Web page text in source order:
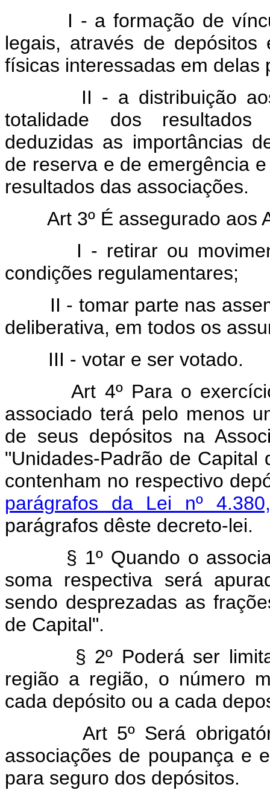
I - a formação de
legais, através de
físicas interessadas em delas
II - a distribuição aos
totalidade dos
deduzidas as importâncias
de reserva e de emergência
resultados das associações.
Art 3º É assegurado aos
I - retirar ou
condições regulamentares;
II - tomar parte nas
deliberativa, em todos os
III - votar e ser votado.
Art 4º Para o exercício
associado terá pelo menos
de seus depósitos na
"Unidades-Padrão de
contenham no respectivo
parágrafos da Lei nº
parágrafos dêste decreto-lei.
§ 1º Quando o
soma respectiva será
sendo desprezadas as
de Capital".
§ 2º Poderá ser
região a região, o número
cada depósito ou a cada
Art 5º Será
associações de poupança e
para seguro dos depósitos.